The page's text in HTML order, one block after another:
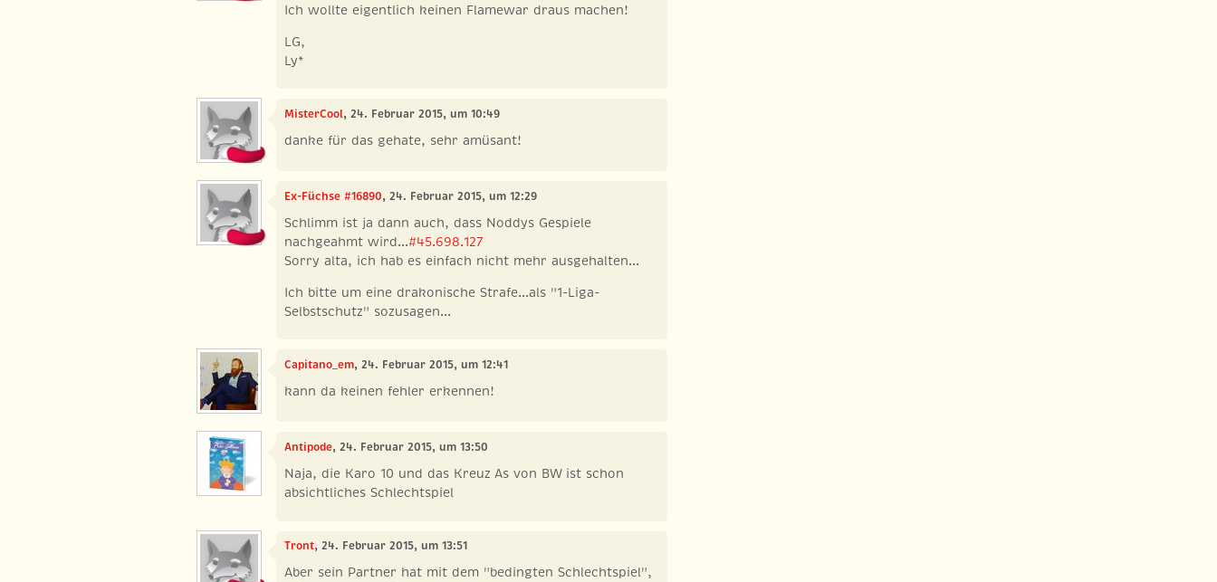
Ich wollte eigentlich keinen Flamewar draus machen!
LG,
Ly*
MisterCool, 24. Februar 2015, um 10:49
danke für das gehate, sehr amüsant!
Ex-Füchse #16890, 24. Februar 2015, um 12:29
Schlimm ist ja dann auch, dass Noddys Gespiele
nachgeahmt wird...#45.698.127
Sorry alta, ich hab es einfach nicht mehr ausgehalten...
Ich bitte um eine drakonische Strafe...als "1-Liga-
Selbstschutz" sozusagen...
Capitano_em, 24. Februar 2015, um 12:41
kann da keinen fehler erkennen!
Antipode, 24. Februar 2015, um 13:50
Naja, die Karo 10 und das Kreuz As von BW ist schon
absichtliches Schlechtspiel
Tront, 24. Februar 2015, um 13:51
Aber sein Partner hat mit dem "bedingten Schlechtspiel",